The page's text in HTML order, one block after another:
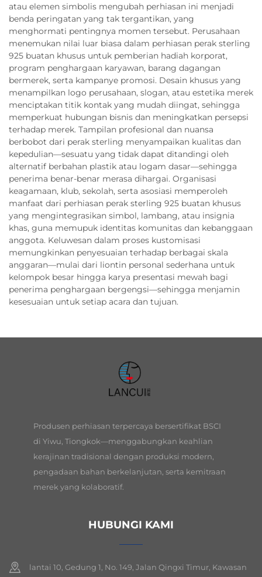
atau elemen simbolis mengubah perhiasan ini menjadi
benda peringatan yang tak tergantikan, yang
menghormati pentingnya momen tersebut. Perusahaan
menemukan nilai luar biasa dalam perhiasan perak sterling
925 buatan khusus untuk pemberian hadiah korporat,
program penghargaan karyawan, barang dagangan
bermerek, serta kampanye promosi. Desain khusus yang
menampilkan logo perusahaan, slogan, atau estetika merek
menciptakan titik kontak yang mudah diingat, sehingga
memperkuat hubungan bisnis dan meningkatkan persepsi
terhadap merek. Tampilan profesional dan nuansa
berbobot dari perak sterling menyampaikan kualitas dan
kepedulian—sesuatu yang tidak dapat ditandingi oleh
alternatif berbahan plastik atau logam dasar—sehingga
penerima benar-benar merasa dihargai. Organisasi
keagamaan, klub, sekolah, serta asosiasi memperoleh
manfaat dari perhiasan perak sterling 925 buatan khusus
yang mengintegrasikan simbol, lambang, atau insignia
khas, guna memupuk identitas komunitas dan kebanggaan
anggota. Keluwesan dalam proses kustomisasi
memungkinkan penyesuaian terhadap berbagai skala
anggaran—mulai dari liontin personal sederhana untuk
kelompok besar hingga karya presentasi mewah bagi
penerima penghargaan bergengsi—sehingga menjamin
kesesuaian untuk setiap acara dan tujuan.
Produsen perhiasan terpercaya bersertifikat BSCI
di Yiwu, Tiongkok—menggabungkan keahlian
kerajinan tradisional dengan produksi modern,
pengadaan bahan berkelanjutan, serta kemitraan
merek yang kolaboratif.
HUBUNGI KAMI
lantai 10, Gedung 1, No. 149, Jalan Qingxi Timur, Kawasan